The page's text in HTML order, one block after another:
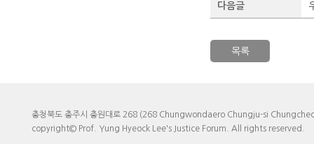
다음글
목록
충청북도 충주시 충원대로 268 (268 Chungwondaero Chungju-si
copyright© Prof. Yung Hyeock Lee's Justice Forum. All rights reserved.